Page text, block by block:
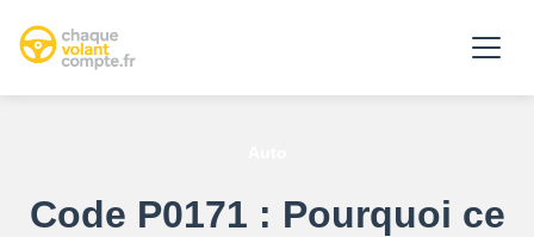
Code P0171 : Pourquoi ce